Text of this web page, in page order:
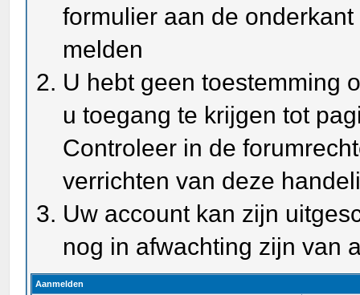
formulier aan de
melden
U hebt geen toestemming
u toegang te krijgen tot
Controleer in de
verrichten van deze
Uw account kan zijn
nog in afwachting zijn van
Aanmelden